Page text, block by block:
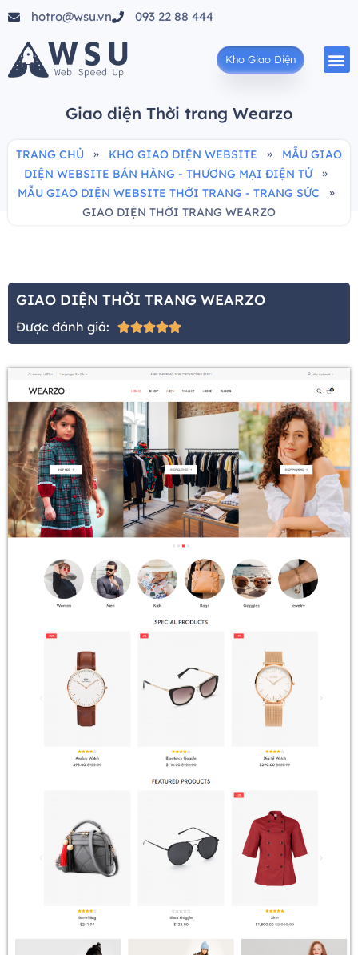
hotro@wsu.vn 093 22 88 444
Kho Giao Diện
Giao diện Thời trang Wearzo
TRANG CHỦ » KHO GIAO DIỆN WEBSITE »
MẪU GIAO
DIỆN WEBSITE BÁN HÀNG - THƯƠNG MẠI ĐIỆN TỬ
»
MẪU GIAO DIỆN WEBSITE THỜI TRANG - TRANG SỨC
»
GIAO DIỆN THỜI TRANG WEARZO
GIAO DIỆN THỜI TRANG WEARZO
Được đánh giá: 